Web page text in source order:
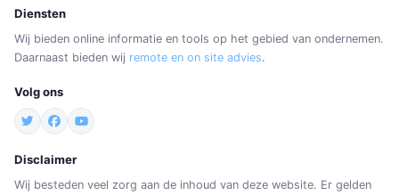
Diensten
Wij bieden online informatie en tools op het gebied van ondernemen.
Daarnaast bieden wij remote en on site advies.
Volg ons
Disclaimer
Wij besteden veel zorg aan de inhoud van deze website. Er gelden